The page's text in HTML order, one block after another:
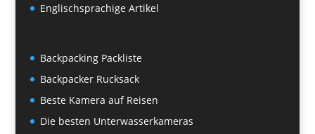
Englischsprachige Artikel
Backpacking Packliste
Backpacker Rucksack
Beste Kamera auf Reisen
Die besten Unterwasserkameras